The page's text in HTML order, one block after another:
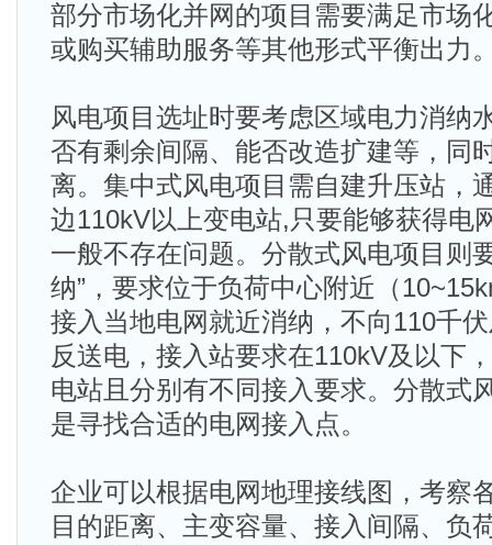
部分市场化并网的项目需要满足市场
或购买辅助服务等其他形式平衡出力
风电项目选址时要考虑区域电力消纳
否有剩余间隔、能否改造扩建等，同
离。集中式风电项目需自建升压站，
边110kV以上变电站,只要能够获得电
一般不存在问题。分散式风电项目则
纳”，要求位于负荷中心附近（
接入当地电网就近消纳，不向110千
反送电，接入站要求在110kV及以下
电站且分别有不同接入要求。分散式
是寻找合适的电网接入点。
企业可以根据电网地理接线图，考察
目的距离、主变容量、接入间隔、负